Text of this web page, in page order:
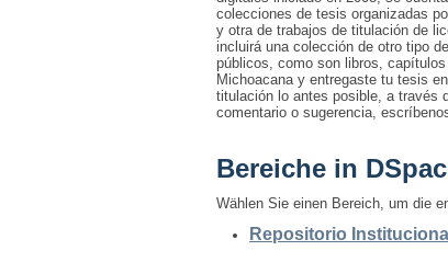
colecciones de tesis organizadas
y otra de trabajos de titulación de
incluirá una colección de otro tipo
públicos, como son libros,
Michoacana y entregaste tu tesis
titulación lo antes posible, a través
comentario o sugerencia,
Bereiche in
Wählen Sie einen Bereich, um die
Repositorio